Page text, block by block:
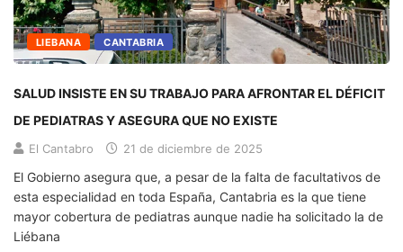
LIEBANA CANTABRIA
SALUD INSISTE EN SU TRABAJO PARA AFRONTAR EL DÉFICIT
DE PEDIATRAS Y ASEGURA QUE NO EXISTE
El Cantabro 21 de diciembre de 2025
El Gobierno asegura que, a pesar de la falta de facultativos de
esta especialidad en toda España, Cantabria es la que tiene
mayor cobertura de pediatras aunque nadie ha solicitado la de
Liébana